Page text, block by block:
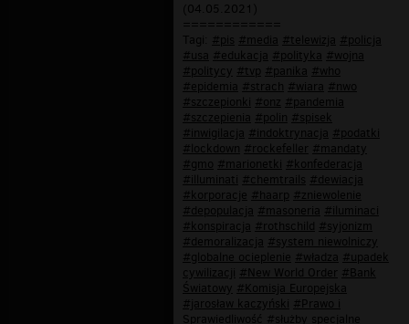
(04.05.2021)
============
Tagi: #pis #media #telewizja #policja
#usa #edukacja #polityka #wojna
#politycy #tvp #panika #who
#epidemia #strach #wiara #nwo
#szczepionki #onz #pandemia
#szczepienia #polin #spisek
#inwigilacja #indoktrynacja #podatki
#lockdown #rockefeller #mandaty
#gmo #marionetki #konfederacja
#illuminati #chemtrails #dewiacja
#korporacje #haarp #zniewolenie
#depopulacja #masoneria #iluminaci
#konspiracja #rothschild #syjonizm
#demoralizacja #system niewolniczy
#globalne ocieplenie #władza #upadek
cywilizacji #New World Order #Bank
Światowy #Komisja Europejska
#jarosław kaczyński #Prawo i
Sprawiedliwość #służby specjalne